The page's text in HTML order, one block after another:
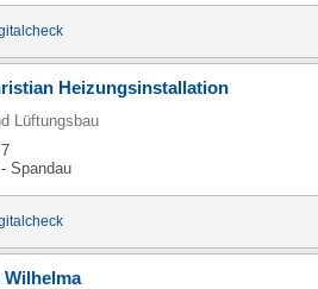
Heizungsinstallation
Lüftungsbau
Spandau